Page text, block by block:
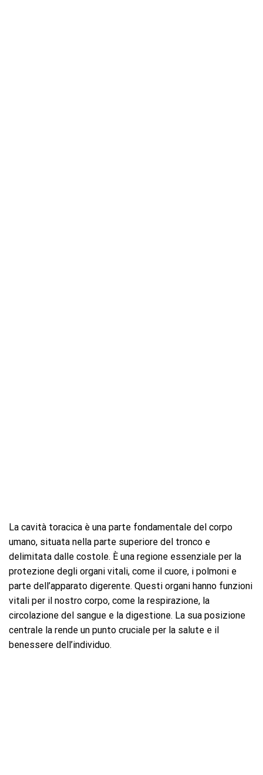
La cavità toracica è una parte fondamentale del corpo
umano, situata nella parte superiore del tronco e
delimitata dalle costole. È una regione essenziale per la
protezione degli organi vitali, come il cuore, i polmoni e
parte dell’apparato digerente. Questi organi hanno funzioni
vitali per il nostro corpo, come la respirazione, la
circolazione del sangue e la digestione. La sua posizione
centrale la rende un punto cruciale per la salute e il
benessere dell’individuo.